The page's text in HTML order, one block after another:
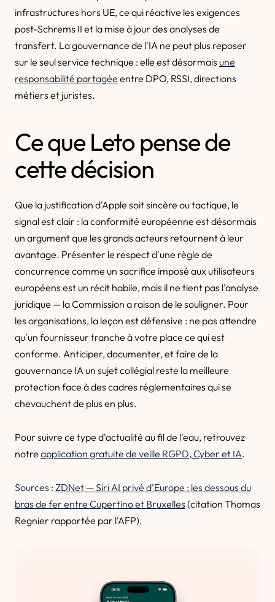
infrastructures hors UE, ce qui réactive les exigences
post-Schrems II et la mise à jour des analyses de
transfert. La gouvernance de l'IA ne peut plus reposer
sur le seul service technique : elle est désormais une
responsabilité partagée entre DPO, RSSI, directions
métiers et juristes.
Ce que Leto pense de
cette décision
Que la justification d'Apple soit sincère ou tactique, le
signal est clair : la conformité européenne est désormais
un argument que les grands acteurs retournent à leur
avantage. Présenter le respect d'une règle de
concurrence comme un sacrifice imposé aux utilisateurs
européens est un récit habile, mais il ne tient pas l'analyse
juridique — la Commission a raison de le souligner. Pour
les organisations, la leçon est défensive : ne pas attendre
qu'un fournisseur tranche à votre place ce qui est
conforme. Anticiper, documenter, et faire de la
gouvernance IA un sujet collégial reste la meilleure
protection face à des cadres réglementaires qui se
chevauchent de plus en plus.
Pour suivre ce type d'actualité au fil de l'eau, retrouvez
notre application gratuite de veille RGPD, Cyber et IA.
Sources : ZDNet — Siri AI privé d'Europe : les dessous du
bras de fer entre Cupertino et Bruxelles (citation Thomas
Regnier rapportée par l'AFP).